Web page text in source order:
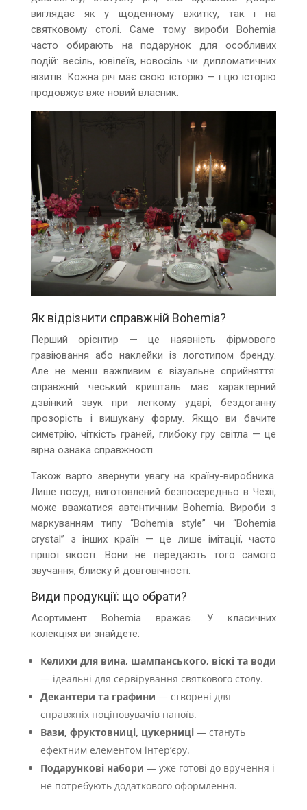
виглядає як у щоденному вжитку, так і на
святковому столі. Саме тому вироби Bohemia
часто обирають на подарунок для особливих
подій: весіль, ювілеїв, новосіль чи дипломатичних
візитів. Кожна річ має свою історію — і цю історію
продовжує вже новий власник.
Як відрізнити справжній Bohemia?
Перший орієнтир — це наявність фірмового
гравіювання або наклейки із логотипом бренду.
Але не менш важливим є візуальне сприйняття:
справжній чеський кришталь має характерний
дзвінкий звук при легкому ударі, бездоганну
прозорість і вишукану форму. Якщо ви бачите
симетрію, чіткість граней, глибоку гру світла — це
вірна ознака справжності.
Також варто звернути увагу на країну-виробника.
Лише посуд, виготовлений безпосередньо в Чехії,
може вважатися автентичним Bohemia. Вироби з
маркуванням типу “Bohemia style” чи “Bohemia
crystal” з інших країн — це лише імітації, часто
гіршої якості. Вони не передають того самого
звучання, блиску й довговічності.
Види продукції: що обрати?
Асортимент Bohemia вражає. У класичних
колекціях ви знайдете:
Келихи для вина, шампанського, віскі та води
— ідеальні для сервірування святкового столу.
Декантери та графини — створені для
справжніх поціновувачів напоїв.
Вази, фруктовниці, цукерниці— стануть
ефектним елементом інтер’єру.
Подарункові набори — уже готові до вручення і
не потребують додаткового оформлення.